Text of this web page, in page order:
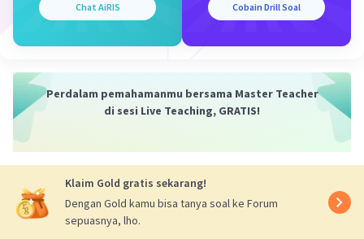
Chat AiRIS Cobain Drill Soal
Perdalam pemahamanmu bersama Master Teacher
di sesi Live Teaching, GRATIS!
Klaim Gold gratis sekarang!
Dengan Gold kamu bisa tanya soal ke Forum
sepuasnya, lho.